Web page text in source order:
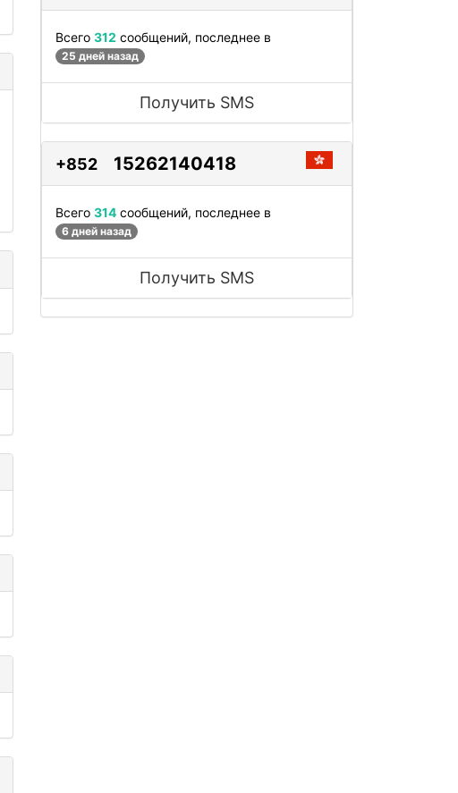
Всего 312 сообщений, последнее в
25 дней назад
Получить SMS
+852 15262140418
Всего 314 сообщений, последнее в
6 дней назад
Получить SMS